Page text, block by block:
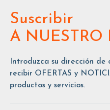
Suscribir
A NUESTRO
Introduzca su dirección
recibir OFERTAS y
productos y servicios.